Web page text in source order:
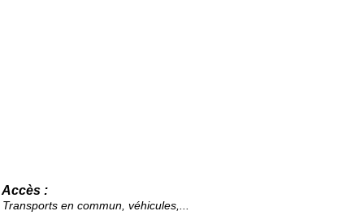
Accès :
Transports en commun, véhicules,...